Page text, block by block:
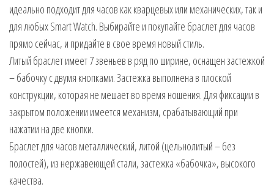
идеально подходит для часов как кварцевых или механических, так и
для любых Smart Watch. Выбирайте и покупайте браслет для часов
прямо сейчас, и придайте в свое время новый стиль.
Литый браслет имеет 7 звеньев в ряд по ширине, оснащен застежкой
– бабочку с двумя кнопками. Застежка выполнена в плоской
конструкции, которая не мешает во время ношения. Для фиксации в
закрытом положении имеется механизм, срабатывающий при
нажатии на две кнопки.
Браслет для часов металлический, литой (цельнолитый – без
полостей), из нержавеющей стали, застежка «бабочка», высокого
качества.